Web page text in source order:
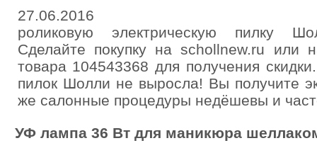
27.06.2016
роликовую электрическую пилку
Сделайте покупку на schollnew.ru или
товара 104543368 для получения
пилок Шолли не выросла! Вы получите
же салонные процедуры недёшевы и
УФ лампа 36 Вт для маникюра